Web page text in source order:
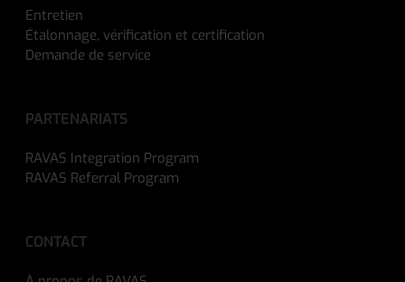
Entretien
Étalonnage, vérification et certification
Demande de service
PARTENARIATS
RAVAS Integration Program
RAVAS Referral Program
CONTACT